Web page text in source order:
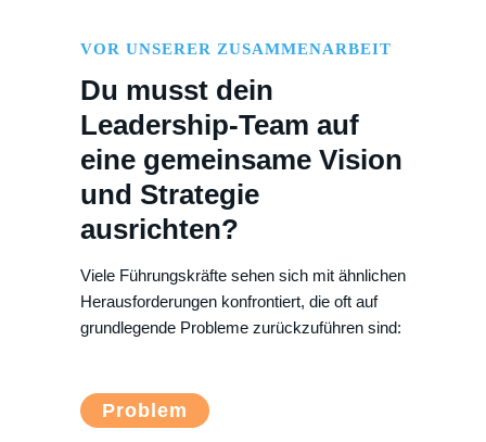
VOR UNSERER ZUSAMMENARBEIT
Du musst dein
Leadership-Team auf
eine gemeinsame Vision
und Strategie
ausrichten?
Viele Führungskräfte sehen sich mit ähnlichen
Herausforderungen konfrontiert, die oft auf
grundlegende Probleme zurückzuführen sind:
Problem